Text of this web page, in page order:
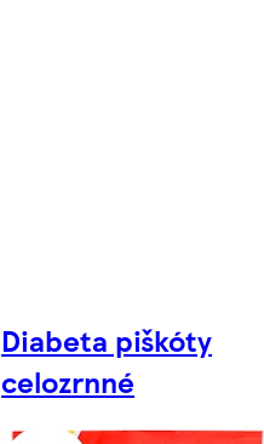
Diabeta piškóty
celozrnné